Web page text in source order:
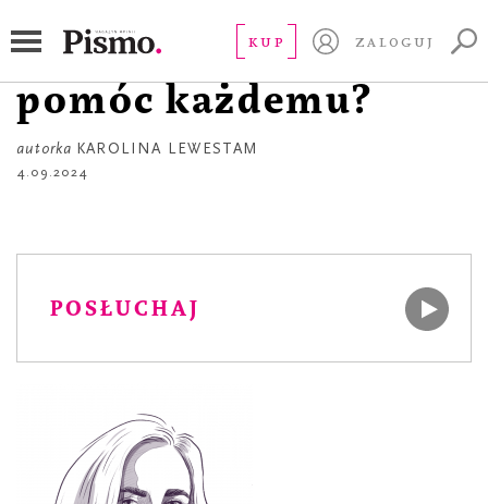
KUP ZALOGUJ
Droga K.! Czy da się
pomóc każdemu?
autorka KAROLINA LEWESTAM
4.09.2024
POSŁUCHAJ